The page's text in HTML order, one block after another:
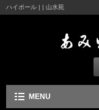
ハイボール | | 山水苑
MENU